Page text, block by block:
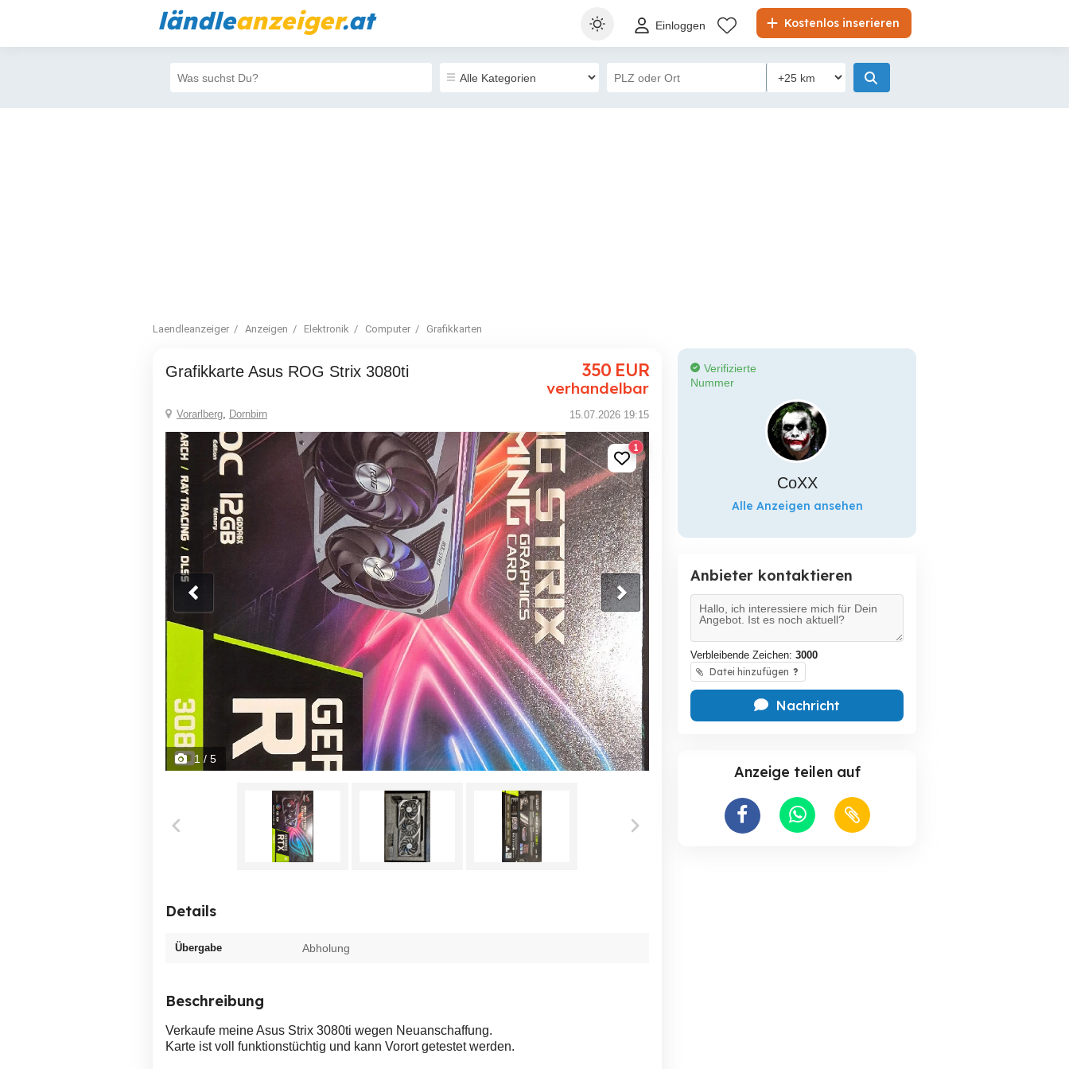
ländleanzeiger.at Kostenlos inserieren
Einloggen
Laendleanzeiger Anzeigen Elektronik Computer Grafikkarten
Grafikkarte Asus ROG Strix 3080ti 350 EUR
verhandelbar
Vorarlberg, Dornbirn 15.07.2026 19:15
1
1 / 5
Details
Übergabe Abholung
Beschreibung
Verkaufe meine Asus Strix 3080ti wegen Neuanschaffung.
Karte ist voll funktionstüchtig und kann Vorort getestet werden.
Verifizierte
Nummer
CoXX
Alle Anzeigen ansehen
Anbieter kontaktieren
Verbleibende Zeichen: 3000
Datei hinzufügen ?
Nachricht
Anzeige teilen auf